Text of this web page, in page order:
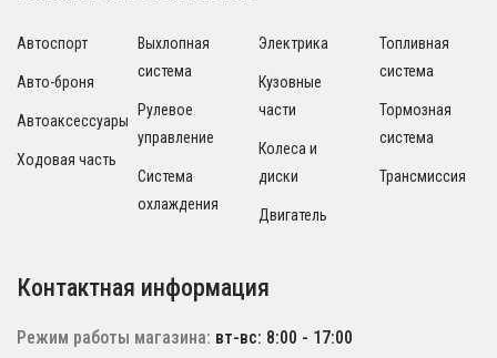
Автоспорт
Авто-броня
Автоаксессуары
Ходовая часть
Выхлопная
система
Рулевое
управление
Система
охлаждения
Электрика
Кузовные
части
Колеса и
диски
Двигатель
Топливная
система
Тормозная
система
Трансмиссия
Контактная информация
Режим работы магазина: вт-вс: 8:00 - 17:00